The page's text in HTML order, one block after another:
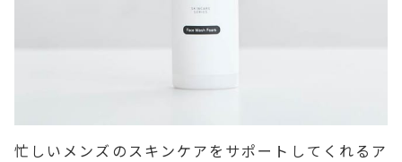
忙しいメンズのスキンケアをサポートしてくれるア